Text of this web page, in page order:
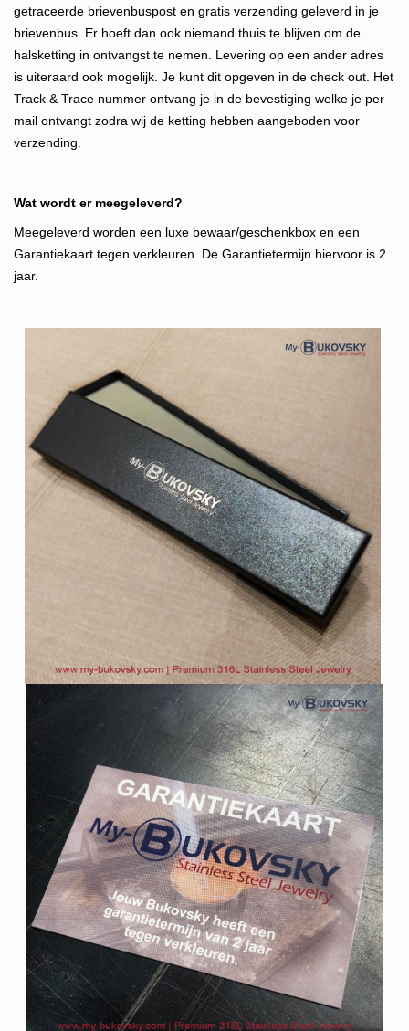
getraceerde brievenbuspost en gratis verzending geleverd in je
brievenbus. Er hoeft dan ook niemand thuis te blijven om de
halsketting in ontvangst te nemen. Levering op een ander adres
is uiteraard ook mogelijk. Je kunt dit opgeven in de check out. Het
Track & Trace nummer ontvang je in de bevestiging welke je per
mail ontvangt zodra wij de ketting hebben aangeboden voor
verzending.
Wat wordt er meegeleverd?
Meegeleverd worden een luxe bewaar/geschenkbox en een
Garantiekaart tegen verkleuren. De Garantietermijn hiervoor is 2
jaar.